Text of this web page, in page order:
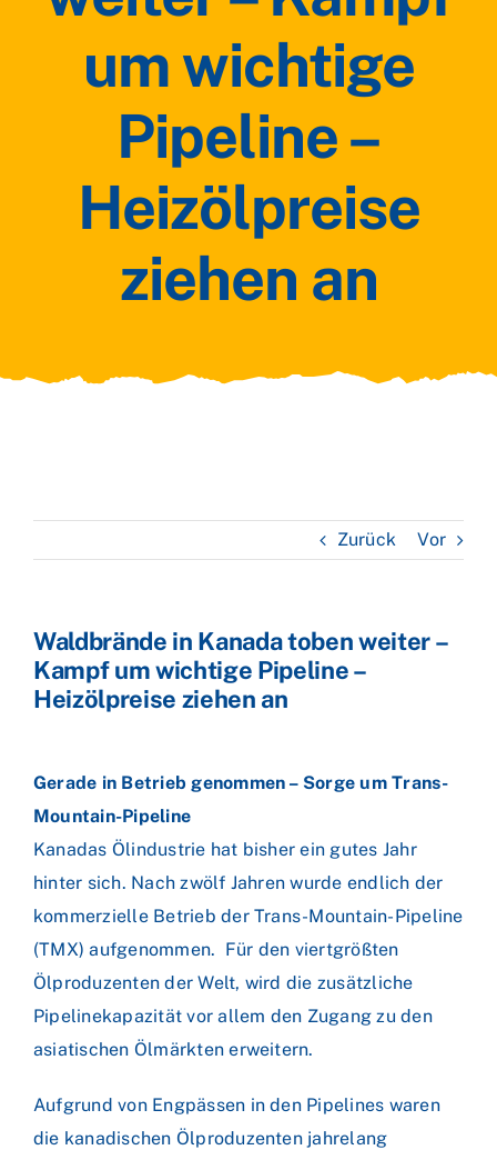
um wichtige
Pipeline –
Heizölpreise
ziehen an
Zurück Vor
Waldbrände in Kanada toben weiter –
Kampf um wichtige Pipeline –
Heizölpreise ziehen an
Gerade in Betrieb genommen – Sorge um Trans-
Mountain-Pipeline
Kanadas Ölindustrie hat bisher ein gutes Jahr
hinter sich. Nach zwölf Jahren wurde endlich der
kommerzielle Betrieb der Trans-Mountain-Pipeline
(TMX) aufgenommen. Für den viertgrößten
Ölproduzenten der Welt, wird die zusätzliche
Pipelinekapazität vor allem den Zugang zu den
asiatischen Ölmärkten erweitern.
Aufgrund von Engpässen in den Pipelines waren
die kanadischen Ölproduzenten jahrelang